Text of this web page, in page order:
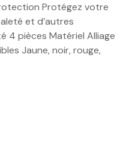
Protégez votre
et d’autres
4 pièces Matériel Alliage
Jaune, noir, rouge,